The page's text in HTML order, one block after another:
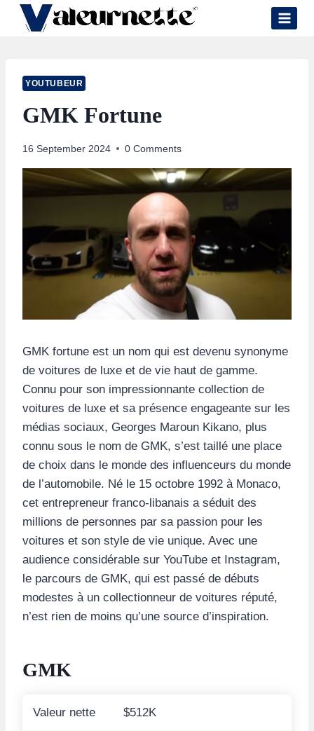
Skip
YOUTUBEUR
GMK Fortune
16 September 2024 0 Comments
GMK fortune est un nom qui est devenu synonyme
de voitures de luxe et de vie haut de gamme.
Connu pour son impressionnante collection de
voitures de luxe et sa présence engageante sur les
médias sociaux, Georges Maroun Kikano, plus
connu sous le nom de GMK, s’est taillé une place
de choix dans le monde des influenceurs du monde
de l’automobile. Né le 15 octobre 1992 à Monaco,
cet entrepreneur franco-libanais a séduit des
millions de personnes par sa passion pour les
voitures et son style de vie unique. Avec une
audience considérable sur YouTube et Instagram,
le parcours de GMK, qui est passé de débuts
modestes à un collectionneur de voitures réputé,
n’est rien de moins qu’une source d’inspiration.
GMK
Valeur nette $512K